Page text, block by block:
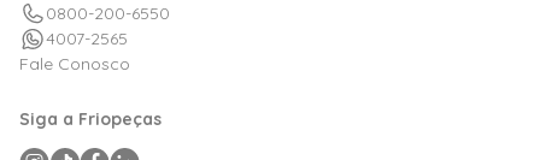
0800-200-6550
4007-2565
Fale Conosco
Siga a Friopeças